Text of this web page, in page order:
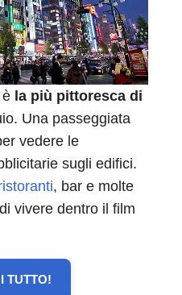
la più pittoresca di
Una passeggiata
vedere le
sugli edifici.
, bar e molte
vivere dentro il film
TUTTO!